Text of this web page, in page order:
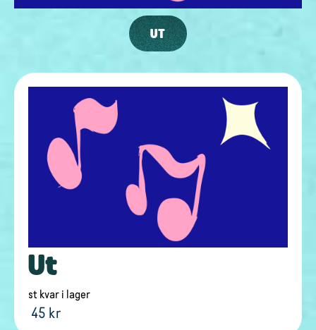
UT
Ut
st kvar i lager
45 kr